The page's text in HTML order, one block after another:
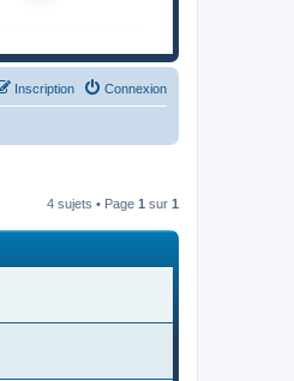
Connexion
Inscription
4 sujets • Page 1 sur 1